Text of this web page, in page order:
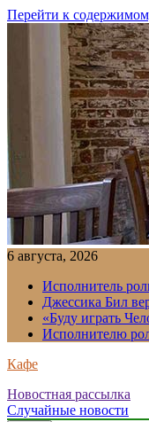
Перейти к
6 августа, 2026
Исполнитель
Джессика Бил
«Буду играть
Исполнителю
Кафе
Новостная рассылка
Случайные новости